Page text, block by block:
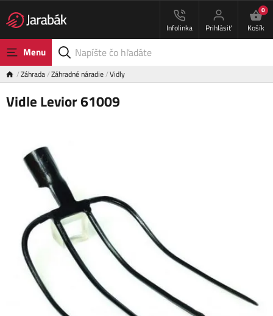
Infolinka Prihlásiť
0
Košík
Menu
Záhrada Záhradné náradie Vidly
Vidle Levior 61009